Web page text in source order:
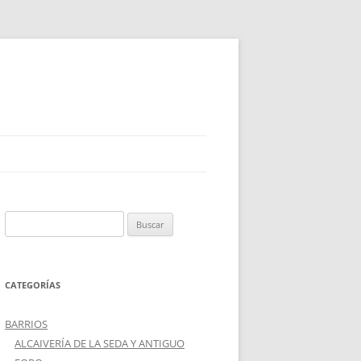
CATEGORÍAS
BARRIOS
ALCAIVERÍA DE LA SEDA Y ANTIGUO